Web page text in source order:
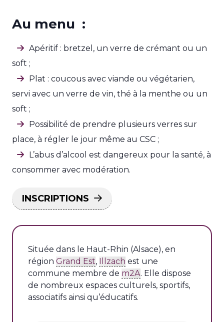
Au menu :
Apéritif : bretzel, un verre de crémant ou un
soft ;
Plat : coucous avec viande ou végétarien,
servi avec un verre de vin, thé à la menthe ou un
soft ;
Possibilité de prendre plusieurs verres sur
place, à régler le jour même au CSC ;
L’abus d’alcool est dangereux pour la santé, à
consommer avec modération.
INSCRIPTIONS
Située dans le Haut-Rhin (Alsace), en
région Grand Est, Illzach est une
commune membre de m2A. Elle dispose
de nombreux espaces culturels, sportifs,
associatifs ainsi qu’éducatifs.